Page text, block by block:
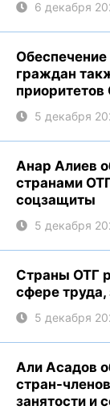
6 декабря
граждан
приоритетов
5 декабря
Анар Алиев
странами
соцзащиты
5 декабря
Страны ОТГ
сфере
5 декабря
Али Асадов
стран-
занятости и